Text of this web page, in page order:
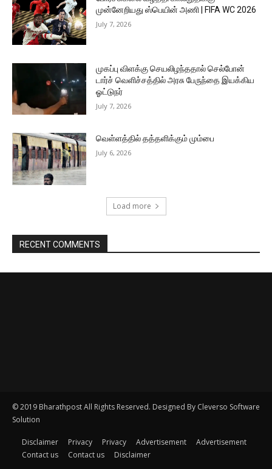
© 2019 Bharathpost All Rights Reserved. Designed By Cleverso Software
Solution
Disclaimer Privacy Privacy Advertisement
Advertisement
Contact us
Contact us Disclaimer